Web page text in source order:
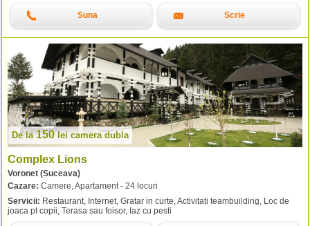
Suna Scrie
De la150lei camera dubla
Complex Lions
Voronet (Suceava)
Cazare: Camere, Apartament - 24 locuri
Servicii: Restaurant, Internet, Gratar in curte, Activitati teambuilding, Loc de
joaca pt copii, Terasa sau foisor, Iaz cu pesti